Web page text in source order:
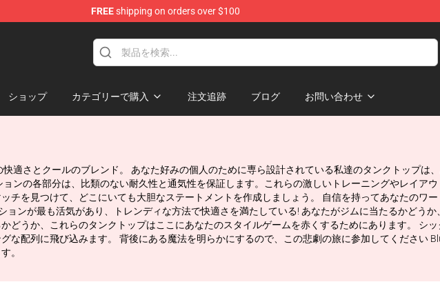
FREEshipping on orders over $100
ショップ カテゴリーで購入 注文追跡 ブログ お問い合わせ
適さとクールのブレンド。 あなた好みの個人のために専ら設計されている私達のタンクトップは
ンの各部分は、比類のない耐久性と通気性を保証します。これらの激しいトレーニングやレイア
チを見つけて、どこにいても大胆なステートメントを作成しましょう。 自信を持ってあなたのワー
ョンが最も活気があり、トレンディな方法で快適さを満たしている! あなたがジムに当たるかどう
どうか、これらのタンクトップはここにあなたのスタイルゲームを赤くするためにあります。 シ
な配列に飛び込みます。 背後にある魔法を明らかにするので、この悲劇の旅に参加してください
。